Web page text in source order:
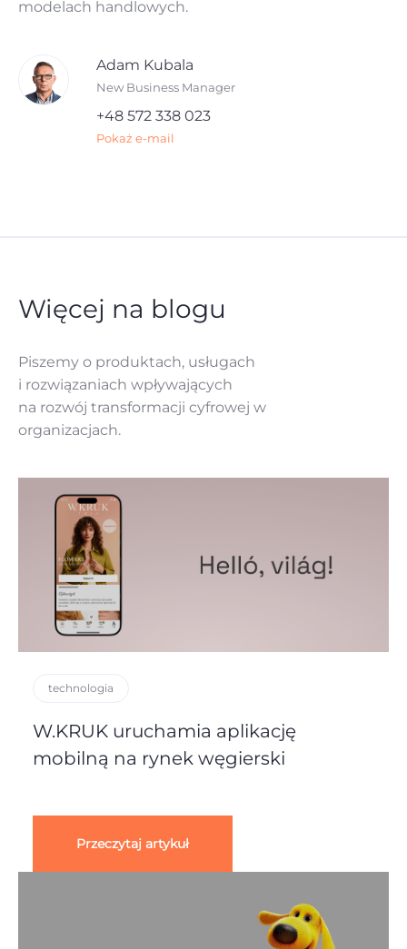
modelach handlowych.
Adam Kubala
New Business Manager
+48 572 338 023
Pokaż e-mail
Więcej na blogu
Piszemy o produktach, usługach
i rozwiązaniach wpływających
na rozwój transformacji cyfrowej w
organizacjach.
technologia
W.KRUK uruchamia aplikację
mobilną na rynek węgierski
Przeczytaj artykuł